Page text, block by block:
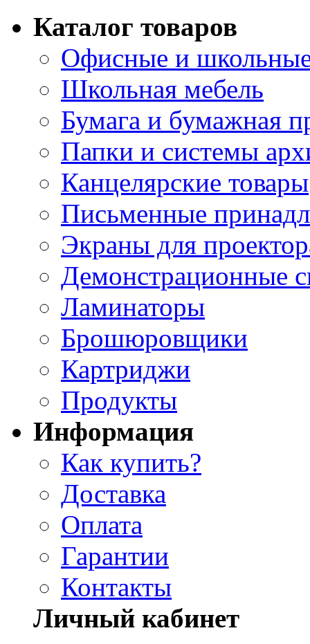
Каталог товаров
Офисные и
Школьная мебель
Бумага и бумажная
Папки и системы
Канцелярские товары
Письменные
Экраны для
Демонстрационные
Ламинаторы
Брошюровщики
Картриджи
Продукты
Информация
Как купить?
Доставка
Оплата
Гарантии
Контакты
Личный кабинет